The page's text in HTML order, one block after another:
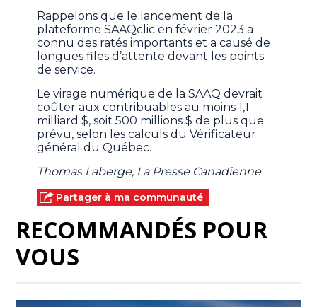
Rappelons que le lancement de la
plateforme SAAQclic en février 2023 a
connu des ratés importants et a causé de
longues files d’attente devant les points
de service.
Le virage numérique de la SAAQ devrait
coûter aux contribuables au moins 1,1
milliard $, soit 500 millions $ de plus que
prévu, selon les calculs du Vérificateur
général du Québec.
Thomas Laberge, La Presse Canadienne
Partager à ma communauté
RECOMMANDÉS POUR
VOUS